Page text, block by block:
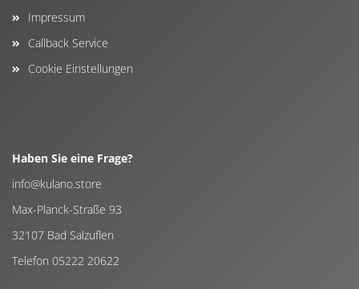
Impressum
Callback Service
Cookie Einstellungen
Haben Sie eine Frage?
info@kulano.store
Max-Planck-Straße 93
32107 Bad Salzuflen
Telefon 05222 20622